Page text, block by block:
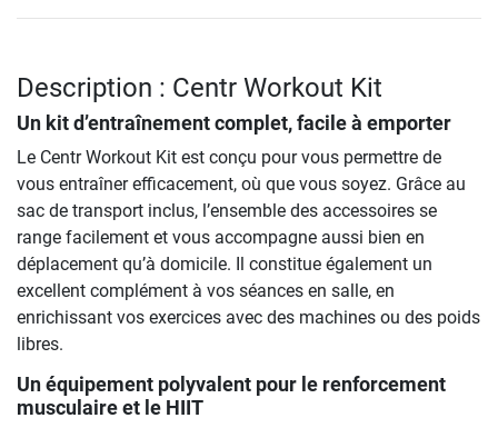
Description : Centr Workout Kit
Un kit d’entraînement complet, facile à emporter
Le Centr Workout Kit est conçu pour vous permettre de
vous entraîner efficacement, où que vous soyez. Grâce au
sac de transport inclus, l’ensemble des accessoires se
range facilement et vous accompagne aussi bien en
déplacement qu’à domicile. Il constitue également un
excellent complément à vos séances en salle, en
enrichissant vos exercices avec des machines ou des poids
libres.
Un équipement polyvalent pour le renforcement
musculaire et le HIIT